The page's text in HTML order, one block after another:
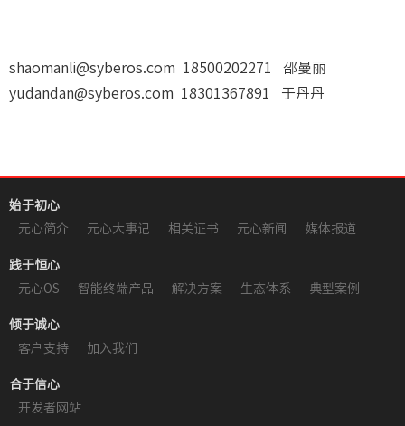
shaomanli@syberos.com 18500202271 邵曼丽
yudandan@syberos.com 18301367891 于丹丹
始于初心
元心简介
元心大事记 相关证书 元心新闻 媒体报道
践于恒心
元心OS
智能终端产品 解决方案 生态体系 典型案例
倾于诚心
客户支持
加入我们
合于信心
开发者网站